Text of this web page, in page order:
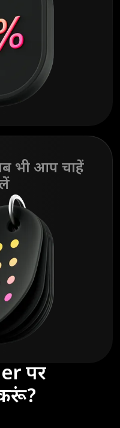
भी आप चाहें
पर